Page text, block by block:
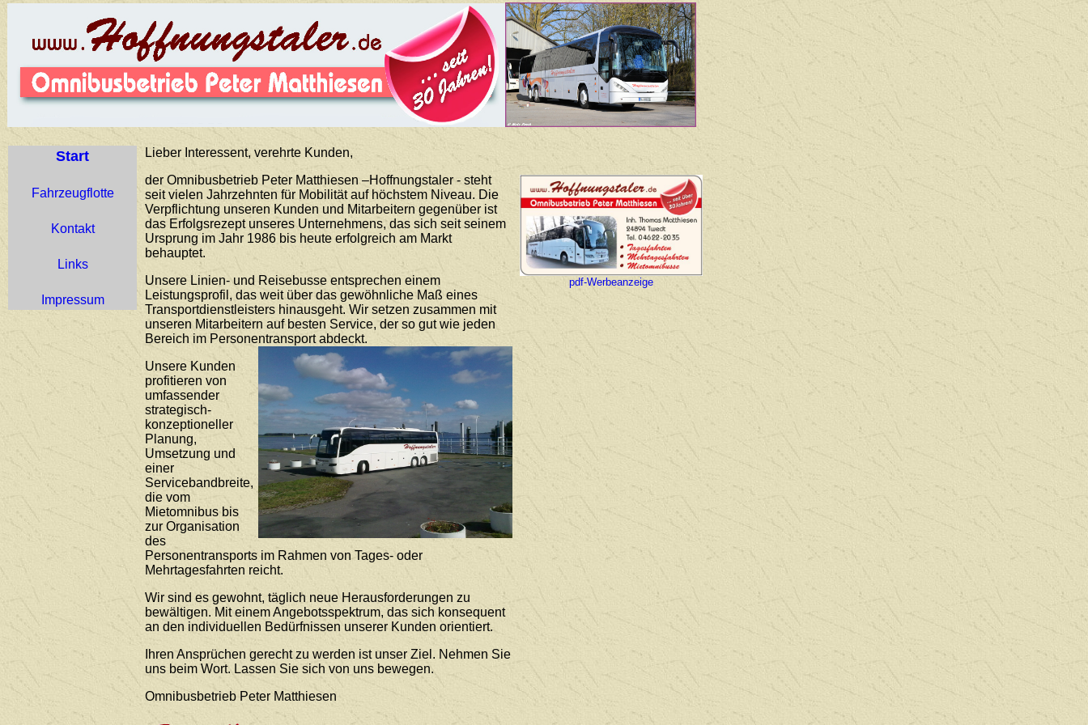
Start
Fahrzeugflotte
Kontakt
Links
Impressum
Lieber Interessent, verehrte Kunden,
der Omnibusbetrieb Peter Matthiesen –Hoffnungstaler - steht
seit vielen Jahrzehnten für Mobilität auf höchstem Niveau. Die
Verpflichtung unseren Kunden und Mitarbeitern gegenüber ist
das Erfolgsrezept unseres Unternehmens, das sich seit seinem
Ursprung im Jahr 1986 bis heute erfolgreich am Markt
behauptet.
Unsere Linien- und Reisebusse entsprechen einem
Leistungsprofil, das weit über das gewöhnliche Maß eines
Transportdienstleisters hinausgeht. Wir setzen zusammen mit
unseren Mitarbeitern auf besten Service, der so gut wie jeden
Bereich im Personentransport abdeckt.
Unsere Kunden
profitieren von
umfassender
strategisch-
konzeptioneller
Planung,
Umsetzung und
einer
Servicebandbreite,
die vom
Mietomnibus bis
zur Organisation
des
Personentransports im Rahmen von Tages- oder
Mehrtagesfahrten reicht.
Wir sind es gewohnt, täglich neue Herausforderungen zu
bewältigen. Mit einem Angebotsspektrum, das sich konsequent
an den individuellen Bedürfnissen unserer Kunden orientiert.
Ihren Ansprüchen gerecht zu werden ist unser Ziel. Nehmen Sie
uns beim Wort. Lassen Sie sich von uns bewegen.
Omnibusbetrieb Peter Matthiesen
pdf-Werbeanzeige